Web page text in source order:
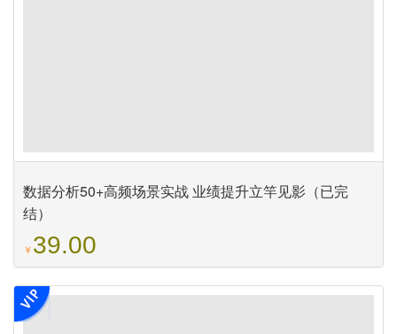
数据分析50+高频场景实战 业绩提升立竿见影（已完
结）
￥39.00